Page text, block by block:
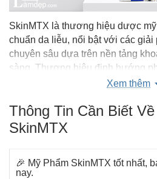
SkinMTX là thương hiệu dược
chuẩn da liễu, nổi bật với các giải
chuyên sâu dựa trên nền tảng
sàng. Thương hiệu định hướng
mang lại hiệu quả rõ rệt, an toàn
trên toàn thế giới.
Điểm nổi bật của SkinMTX là khả
nghệ tiên tiến cùng nguồn
Thụy Sĩ, giúp cải thiện toàn diện
Xem thêm
Thông Tin Cần Biết
SkinMTX
🎉 Mỹ Phẩm SkinMTX tốt nhất,
nay.